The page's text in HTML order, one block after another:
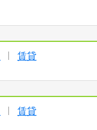
賃貸
賃貸